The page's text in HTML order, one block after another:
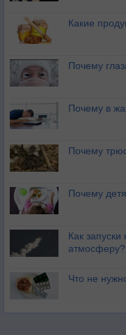
Какие
Почему
Почему в
Почему
Почему
Как
атмосферу?
Что не